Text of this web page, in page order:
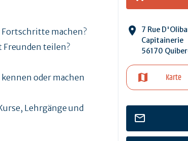
7 Rue
Capitainerie
56170
Karte
Fortschritte machen?
teilen?
oder machen
Lehrgänge und